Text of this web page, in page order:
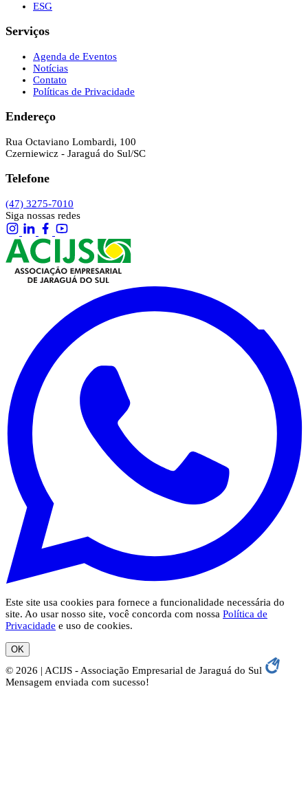
ESG
Serviços
Agenda de Eventos
Notícias
Contato
Políticas de Privacidade
Endereço
Rua Octaviano Lombardi, 100
Czerniewicz - Jaraguá do Sul/SC
Telefone
(47) 3275-7010
Siga nossas redes
Este site usa cookies para fornece a funcionalidade necessária do
site. Ao usar nosso site, você concorda com nossa Política de
Privacidade e uso de cookies.
OK
© 2026 | ACIJS - Associação Empresarial de Jaraguá do Sul
Mensagem enviada com sucesso!